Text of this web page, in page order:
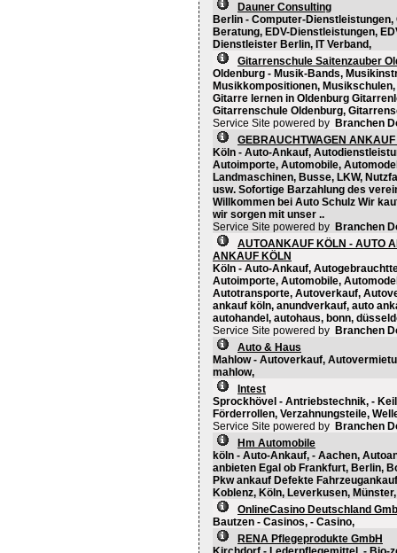
Dauner Consulting
Berlin - Computer-Dienstleistungen,
Beratung, EDV-Dienstleistungen,
Dienstleister Berlin, IT Verband,
Gitarrenschule Saitenzauber
Oldenburg - Musik-Bands,
Musikkompositionen,
Gitarre lernen in Oldenburg
Gitarrenschule Oldenburg,
Service Site powered by Branchen
GEBRAUCHTWAGEN
Köln - Auto-Ankauf,
Autoimporte, Automobile,
Landmaschinen, Busse, LKW,
usw. Sofortige Barzahlung des
Willkommen bei Auto Schulz Wir
wir sorgen mit unser ..
Service Site powered by Branchen
AUTOANKAUF KÖLN - AUTO
ANKAUF KÖLN
Köln - Auto-Ankauf,
Autoimporte, Automobile,
Autotransporte, Autoverkauf,
ankauf köln, anundverkauf, auto
autohandel, autohaus, bonn,
Service Site powered by Branchen
Auto & Haus
Mahlow - Autoverkauf,
mahlow,
Intest
Sprockhövel - Antriebstechnik, -
Förderrollen, Verzahnungsteile,
Service Site powered by Branchen
Hm Automobile
köln - Auto-Ankauf, - Aachen,
anbieten Egal ob Frankfurt, Berlin,
Pkw ankauf Defekte
Koblenz, Köln, Leverkusen, Münster,
OnlineCasino Deutschland
Bautzen - Casinos, - Casino,
RENA Pflegeprodukte GmbH